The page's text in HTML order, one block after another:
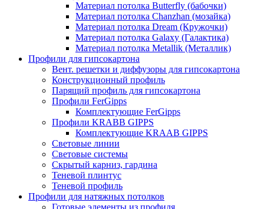
Материал потолка Butterfly (бабочки)
Материал потолка Chanzhan (мозайка)
Материал потолка Dream (Кружочки)
Материал потолка Galaxy (Галактика)
Материал потолка Metallik (Металлик)
Профили для гипсокартона
Вент. решетки и диффузоры для гипсокартона
Конструкционный профиль
Парящий профиль для гипсокартона
Профили FerGipps
Комплектующие FerGipps
Профили KRABB GIPPS
Комплектующие KRAAB GIPPS
Световые линии
Световые системы
Скрытый карниз, гардина
Теневой плинтус
Теневой профиль
Профили для натяжных потолков
Готовые элементы из профиля